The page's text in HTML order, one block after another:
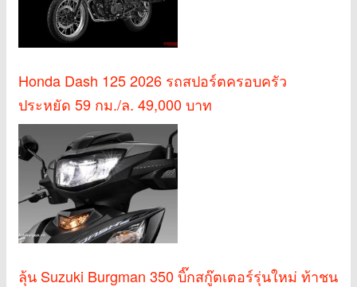
Honda Dash 125 2026 รถสปอร์ตครอบครัว
ประหยัด 59 กม./ล. 49,000 บาท
ลุ้น Suzuki Burgman 350 บิ๊กสกู๊ตเตอร์รุ่นใหม่ ท้าชน